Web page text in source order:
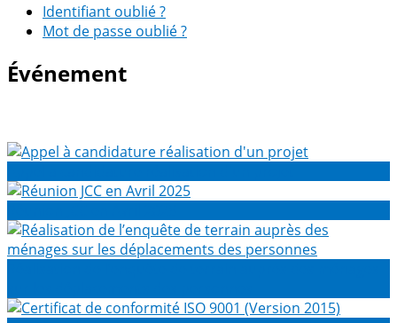
Identifiant oublié ?
Mot de passe oublié ?
Événement